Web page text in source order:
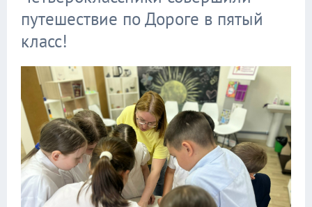
путешествие по Дороге в пятый
класс!